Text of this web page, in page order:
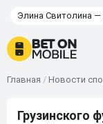
Элина Свитолина
Главная / Новости
Грузинского